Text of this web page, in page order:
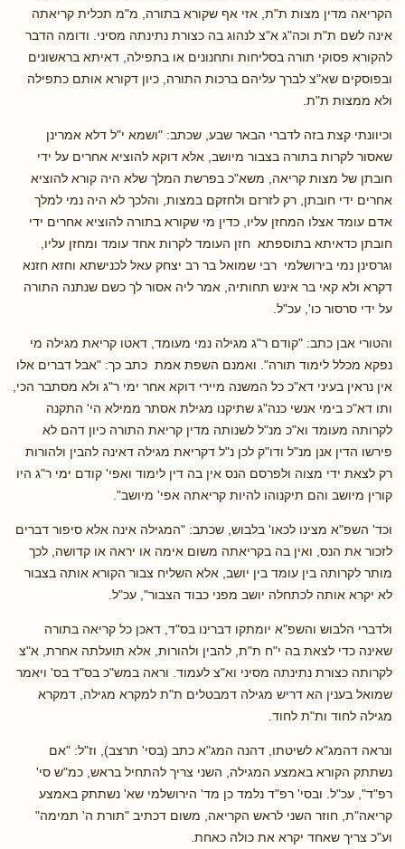
הקריאה מדין מצות ת"ת, אזי אף שקורא בתורה, מ"מ תכלית קריאתה
אינה לשם ת"ת וכה"ג א"צ לנהוג בה כצורת נתינתה מסיני. ודומה הדבר
להקורא פסוקי תורה בסליחות ותחנונים או בתפילה, דאיתא בראשונים
ובפוסקים שא"צ לברך עליהם ברכות התורה, כיון דקורא אותם כתפילה
ולא ממצות ת"ת.
וכיוונתי קצת בזה לדברי הבאר שבע, שכתב: "ושמא י"ל דלא אמרינן
שאסור לקרות בתורה בצבור מיושב, אלא דוקא להוציא אחרים על ידי
חובתן של מצות קריאה, משא"כ בפרשת המלך שלא היה קורא להוציא
אחרים ידי חובתן, רק לזרזם ולחזקם במצות, והלכך לא היה נמי למלך
אדם עומד אצלו המחזן עליו, כדין מי שקורא בתורה להוציא אחרים ידי
חובתן כדאיתא בתוספתא חזן העומד לקרות אחד עומד ומחזן עליו,
וגרסינן נמי בירושלמי רבי שמואל בר רב יצחק עאל לכנישתא וחזא חזנא
דקרא ולא קאי בר אינש תחותיה, אמר ליה אסור לך כשם שנתנה התורה
על ידי סרסור כו', עכ"ל.
והטורי אבן כתב: "קודם ר"ג מגילה נמי מעומד, דאטו קריאת מגילה מי
נפקא מכלל לימוד תורה". ואמנם השפת אמת כתב כך: "אבל דברים אלו
אין נראין בעיני דא"כ כל המשנה מיירי דוקא אחר ימי ר"ג ולא מסתבר הכי,
ותו דא"כ בימי אנשי כנה"ג שתיקנו מגילת אסתר ממילא הי' התקנה
לקרותה מעומד וא"כ מנ"ל לשנותה מדין קריאת התורה כיון דהם לא
פירשו הדין אנן מנ"ל ודו"ק לכן נ"ל דקריאת מגילה דאינה להבין ולהורות
רק לצאת ידי מצוה ולפרסם הנס אין בה דין לימוד ואפי' קודם ימי ר"ג היו
קורין מיושב והם תיקנוהו להיות קריאתה אפי' מיושב".
וכד' השפ"א מצינו לכאו' בלבוש, שכתב: "המגילה אינה אלא סיפור דברים
לזכור את הנס, ואין בה בקריאתה משום אימה או יראה או קדושה, לכך
מותר לקרותה בין עומד בין יושב, אלא השליח צבור הקורא אותה בצבור
לא יקרא אותה לכתחלה יושב מפני כבוד הצבור", עכ"ל.
ולדברי הלבוש והשפ"א יומתקו דברינו בס"ד, דאכן כל קריאה בתורה
שאינה כדי לצאת בה י"ח ת"ת, להבין ולהורות, אלא תועלתה אחרת, א"צ
לקרותה כצורת נתינתה מסיני וא"צ לעמוד. וראה במש"כ בס"ד בס' ויאמר
שמואל בענין הא דריש מגילה דמבטלים ת"ת למקרא מגילה, דמקרא
מגילה לחוד ות"ת לחוד.
ונראה דהמג"א לשיטתו, דהנה המג"א כתב (בסי' תרצב), וז"ל: "אם
נשתתק הקורא באמצע המגילה, השני צריך להתחיל בראש, כמ"ש סי'
רפ"ד", עכ"ל. ובסי' רפ"ד נלמד כן מד' הירושלמי שא' נשתתק באמצע
קריאה"ת, חוזר השני לראש הקריאה, משום דכתיב "תורת ה' תמימה"
וע"כ צריך שאחד יקרא את כולה כאחת.